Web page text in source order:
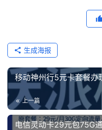
生成海报
移动神州行5元卡套餐办
上一篇
电信灵动卡29元包75G